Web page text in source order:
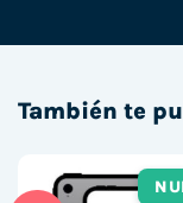
También te